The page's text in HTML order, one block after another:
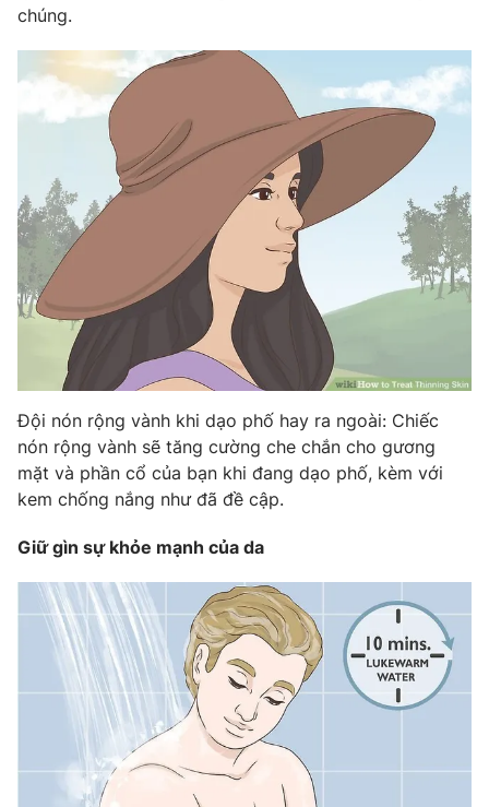
chúng.
Đội nón rộng vành khi dạo phố hay ra ngoài: Chiếc
nón rộng vành sẽ tăng cường che chắn cho gương
mặt và phần cổ của bạn khi đang dạo phố, kèm với
kem chống nắng như đã đề cập.
Giữ gìn sự khỏe mạnh của da